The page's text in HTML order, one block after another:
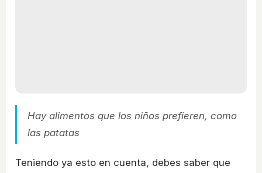
Hay alimentos que los niños prefieren, como
las patatas
Teniendo ya esto en cuenta, debes saber que